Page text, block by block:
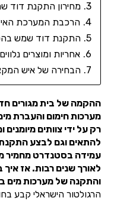
מחירון התקנת דוד
הרכבת המערכת
התקנת דוד שמש
אחריות ומוצרים נלווים
הבחירה של איש
ההקמה של בית מגורים
מערכות חימום והעברת
רק על ידי צוותים מיומנים
להתאים וגם לבצע
עמידה בסטנדרט מחמיר
לאורך שנים רבות. אז
והתקנה של מערכות מים
הרגולטור הישראלי קבע